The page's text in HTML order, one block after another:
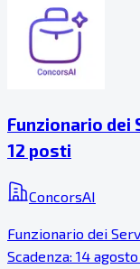
Funzionario dei
12 posti
ConcorsAI
Funzionario dei
Scadenza: 14